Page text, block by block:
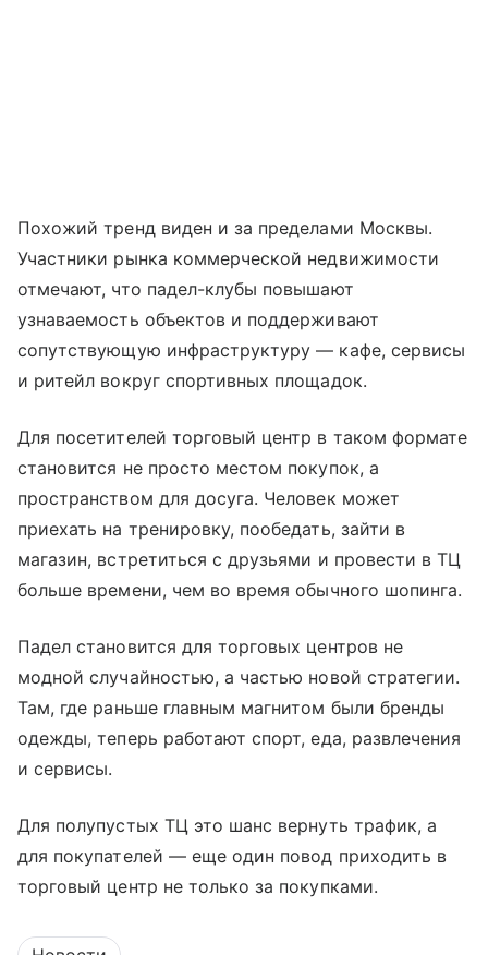
Похожий тренд виден и за пределами Москвы.
Участники рынка коммерческой недвижимости
отмечают, что падел-клубы повышают
узнаваемость объектов и поддерживают
сопутствующую инфраструктуру — кафе, сервисы
и ритейл вокруг спортивных площадок.
Для посетителей торговый центр в таком формате
становится не просто местом покупок, а
пространством для досуга. Человек может
приехать на тренировку, пообедать, зайти в
магазин, встретиться с друзьями и провести в ТЦ
больше времени, чем во время обычного шопинга.
Падел становится для торговых центров не
модной случайностью, а частью новой стратегии.
Там, где раньше главным магнитом были бренды
одежды, теперь работают спорт, еда, развлечения
и сервисы.
Для полупустых ТЦ это шанс вернуть трафик, а
для покупателей — еще один повод приходить в
торговый центр не только за покупками.